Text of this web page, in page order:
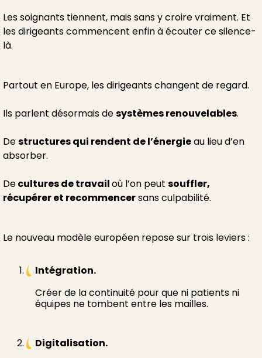
Les soignants tiennent, mais sans y croire vraiment. Et
les dirigeants commencent enfin à écouter ce silence-
là.
Partout en Europe, les dirigeants changent de regard.
Ils parlent désormais desystèmes renouvelables.
Destructures qui rendent de l’énergieau lieu d’en
absorber.
Decultures de travailoù l’on peut souffler,
récupérer et recommencersans culpabilité.
Le nouveau modèle européen repose sur trois leviers :
Intégration.
Créer de la continuité pour que ni patients ni
équipes ne tombent entre les mailles.
Digitalisation.